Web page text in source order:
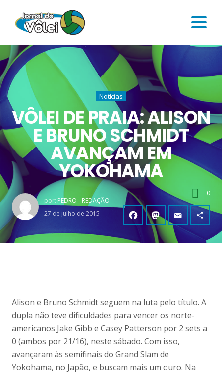
Notícias
VÔLEI DE PRAIA: ALISON
E BRUNO SCHMIDT
AVANÇAM EM
YOKOHAMA
por: PEDRO - REDAÇÃO
27 de julho de 2015
0
Alison e Bruno Schmidt seguem na luta pelo título. A
dupla não teve dificuldades para vencer os norte-
americanos Jake Gibb e Casey Patterson por 2 sets a
0 (ambos por 21/16), neste sábado. Com isso,
avançaram às semifinais do Grand Slam de
Yokohama, no Japão, e buscam mais um ouro. Na